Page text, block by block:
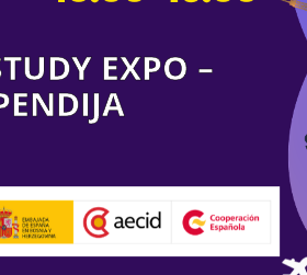
EXPO –